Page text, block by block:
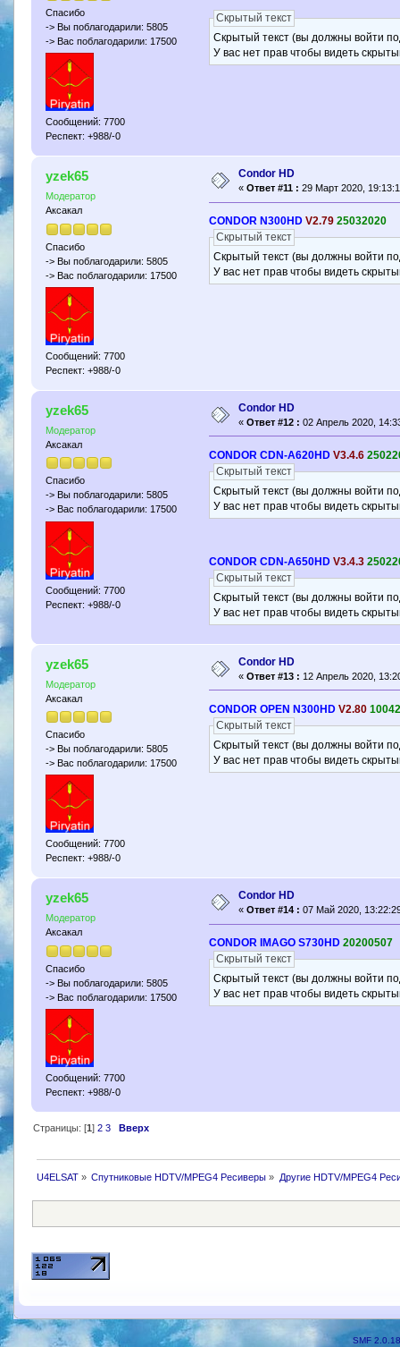
Спасибо
-> Вы поблагодарили: 5805
-> Вас поблагодарили: 17500
Сообщений: 7700
Респект: +988/-0
Скрытый текст
Скрытый текст (вы должны войти
У вас нет прав чтобы видеть
yzek65
Модератор
Аксакал
Спасибо
-> Вы поблагодарили: 5805
-> Вас поблагодарили: 17500
Сообщений: 7700
Респект: +988/-0
Condor HD
« Ответ #11 : 29 Март 2020,
CONDOR N300HD V2.79 25032020
Скрытый текст
Скрытый текст (вы должны войти
У вас нет прав чтобы видеть
yzek65
Модератор
Аксакал
Спасибо
-> Вы поблагодарили: 5805
-> Вас поблагодарили: 17500
Сообщений: 7700
Респект: +988/-0
Condor HD
« Ответ #12 : 02 Апрель 2020,
CONDOR CDN-A620HD V3.4.6
Скрытый текст
Скрытый текст (вы должны войти
У вас нет прав чтобы видеть
CONDOR CDN-A650HD V3.4.3
Скрытый текст
Скрытый текст (вы должны войти
У вас нет прав чтобы видеть
yzek65
Модератор
Аксакал
Спасибо
-> Вы поблагодарили: 5805
-> Вас поблагодарили: 17500
Сообщений: 7700
Респект: +988/-0
Condor HD
« Ответ #13 : 12 Апрель 2020,
CONDOR OPEN N300HD V2.80
Скрытый текст
Скрытый текст (вы должны войти
У вас нет прав чтобы видеть
yzek65
Модератор
Аксакал
Спасибо
-> Вы поблагодарили: 5805
-> Вас поблагодарили: 17500
Сообщений: 7700
Респект: +988/-0
Condor HD
« Ответ #14 : 07 Май 2020,
CONDOR IMAGO S730HD 20200507
Скрытый текст
Скрытый текст (вы должны войти
У вас нет прав чтобы видеть
Страницы: [1] 2 3 Вверх
U4ELSAT» Спутниковые HDTV/MPEG4 Ресиверы » Другие HDTV/MPEG4
SMF 2.0.18